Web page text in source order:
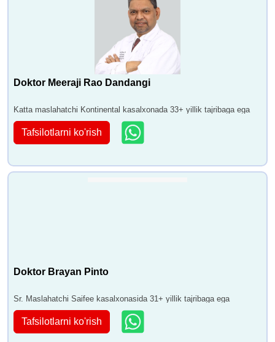
Doktor Meeraji Rao Dandangi
Katta maslahatchi Kontinental kasalxonada 33+ yillik tajribaga ega
Tafsilotlarni ko'rish
Doktor Brayan Pinto
Sr. Maslahatchi Saifee kasalxonasida 31+ yillik tajribaga ega
Tafsilotlarni ko'rish